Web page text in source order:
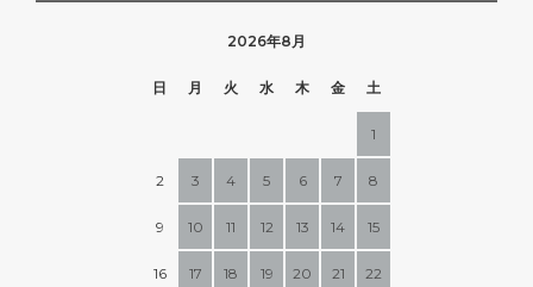
2026年8月
日 月 火 水 木 金 土
1
2 3 4 5 6 7 8
9 10 11 12 13 14 15
16 17 18 19 20 21 22